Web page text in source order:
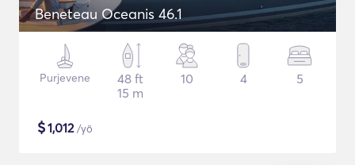
Beneteau Oceanis 46.1
Purjevene
48 ft
15 m
10 4 5
$1,012/yö